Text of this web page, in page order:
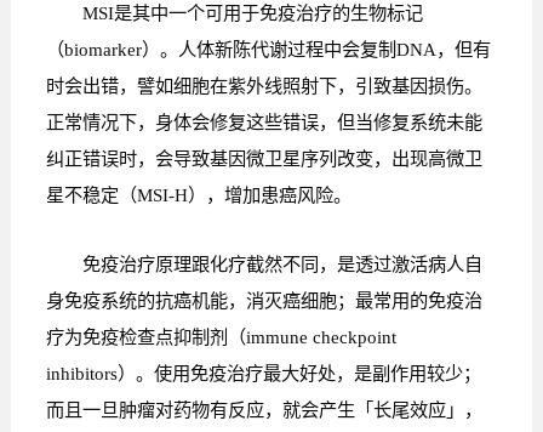
MSI是其中一个可用于免疫治疗的生物标记
（biomarker）。人体新陈代谢过程中会复制DNA，但有
时会出错，譬如细胞在紫外线照射下，引致基因损伤。
正常情况下，身体会修复这些错误，但当修复系统未能
纠正错误时，会导致基因微卫星序列改变，出现高微卫
星不稳定（MSI-H），增加患癌风险。
免疫治疗原理跟化疗截然不同，是透过激活病人自
身免疫系统的抗癌机能，消灭癌细胞；最常用的免疫治
疗为免疫检查点抑制剂（immune checkpoint
inhibitors）。使用免疫治疗最大好处，是副作用较少；
而且一旦肿瘤对药物有反应，就会产生「长尾效应」，